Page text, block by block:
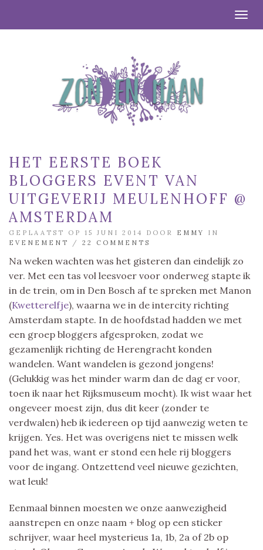
HET EERSTE BOEK
BLOGGERS EVENT VAN
UITGEVERIJ MEULENHOFF @
AMSTERDAM
GEPLAATST OP 15 JUNI 2014 DOOR EMMY
IN
EVENEMENT
/ 22 COMMENTS
Na weken wachten was het gisteren dan eindelijk zo
ver. Met een tas vol leesvoer voor onderweg stapte ik
in de trein, om in Den Bosch af te spreken met Manon
(Kwetterelfje), waarna we in de intercity richting
Amsterdam stapte. In de hoofdstad hadden we met
een groep bloggers afgesproken, zodat we
gezamenlijk richting de Herengracht konden
wandelen. Want wandelen is gezond jongens!
(Gelukkig was het minder warm dan de dag er voor,
toen ik naar het Rijksmuseum mocht). Ik wist waar het
ongeveer moest zijn, dus dit keer (zonder te
verdwalen) heb ik iedereen op tijd aanwezig weten te
krijgen. Yes. Het was overigens niet te missen welk
pand het was, want er stond een hele rij bloggers
voor de ingang. Ontzettend veel nieuwe gezichten,
wat leuk!
Eenmaal binnen moesten we onze aanwezigheid
aanstrepen en onze naam + blog op een sticker
schrijver, waar heel mysterieus 1a, 1b, 2a of 2b op